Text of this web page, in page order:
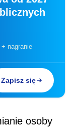
nagranie
Zapisz się
osoby